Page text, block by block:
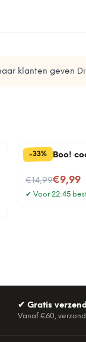
klanten geven
-33%
Pick a Boo!
€14,99
Nu voor€9,99
✔ Voor 22:45
✔ Gratis
Vanaf €60,